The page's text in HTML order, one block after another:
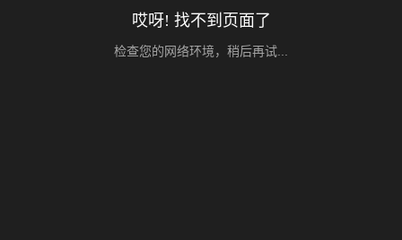
哎呀! 找不到页面了
检查您的网络环境，稍后再试...